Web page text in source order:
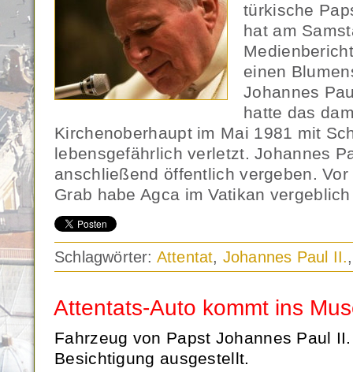
türkische
hat am
einen
Johannes
hatte das
Kirchenoberhaupt im Mai 1981 mit
lebensgefährlich verletzt. Johannes
anschließend öffentlich vergeben.
Grab habe Agca im Vatikan
Schlagwörter: Attentat, Johannes Paul II.
Attentats-Auto kommt ins
Fahrzeug von Papst Johannes Paul
Besichtigung ausgestellt.